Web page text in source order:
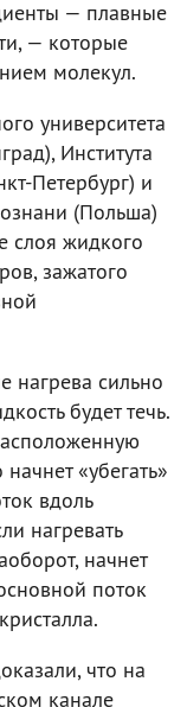
— плавные
— которые
молекул.
университета
Института
Петербург) и
(Польша)
слоя жидкого
зажатого
нагрева сильно
будет течь.
«убегать»
вдоль
нагревать
начнет
поток
что на
канале